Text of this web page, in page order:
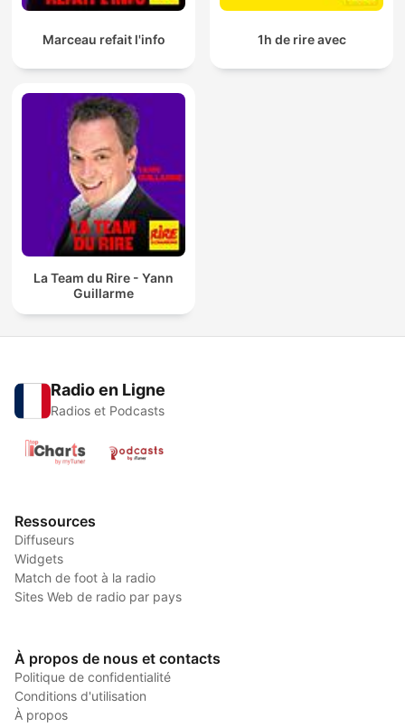
Marceau refait l'info 1h de rire avec
La Team du Rire - Yann
Guillarme
Radio en Ligne
Radios et Podcasts
Ressources
Diffuseurs
Widgets
Match de foot à la radio
Sites Web de radio par pays
À propos de nous et contacts
Politique de confidentialité
Conditions d'utilisation
À propos